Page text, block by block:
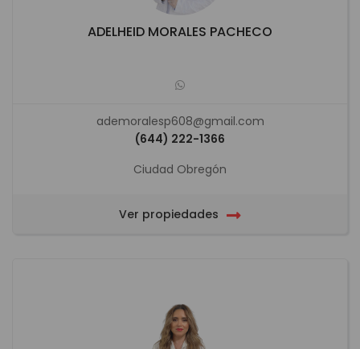
ADELHEID MORALES PACHECO
ademoralesp608@gmail.com
(644) 222-1366
Ciudad Obregón
Ver propiedades